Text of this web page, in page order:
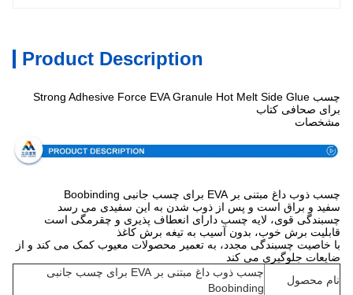
Product Description
چسب Strong Adhesive Force EVA Granule Hot Melt Side Glue
برای صحافی کتاب
مشخصات
چسب ذوب داغ مبتنی بر EVA برای چسب جانبی Boobinding
سفید و براق است و پس از ذوب شدن به این سفیدی می رسد
چسبندگی قوی، لایه چسب دارای انعطاف پذیری و چقرمگی است
قابلیت برش خوب، بدون آسیب به تیغه برش کاغذ
با خاصیت چسبندگی مجدد، به تعمیر محصولات معیوب کمک می کند و از
ضایعات جلوگیری می کند
نام محصول
چسب ذوب داغ مبتنی بر EVA برای چسب جانبی
Boobinding